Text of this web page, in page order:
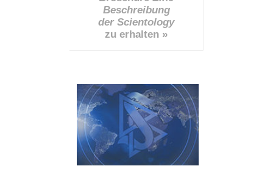
Beschreibung
der Scientology
zu erhalten »